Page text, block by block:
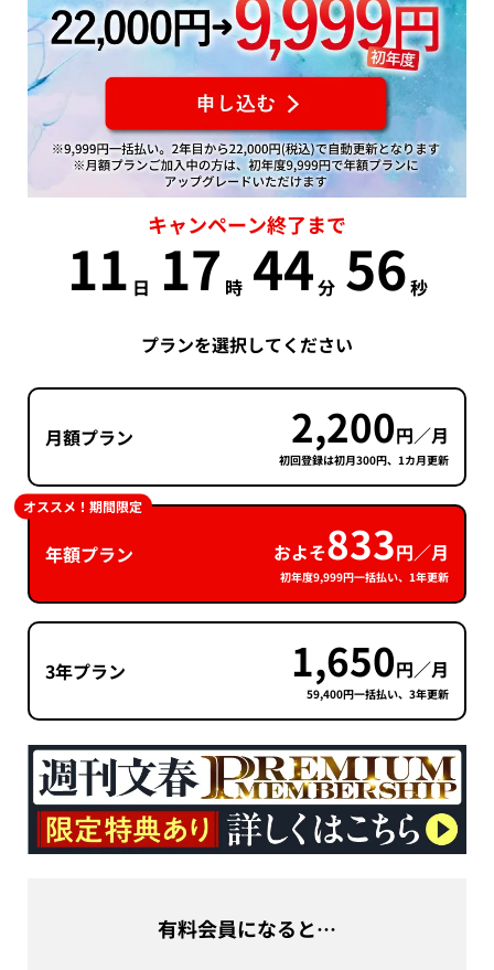
キャンペーン終了まで
11 日 17 時 44分 55秒
プランを選択してください
月額プラン 2,200円／月
初回登録は初月300円、1カ月更新
年額プラン およそ833円／月
初年度9,999円一括払い、1年更新
オススメ！期間限定
3年プラン 1,650円／月
59,400円一括払い、3年更新
有料会員になると…